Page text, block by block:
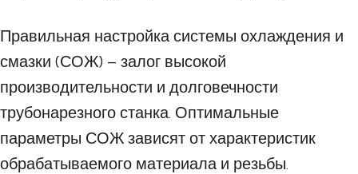
Правильная настройка системы охлаждения и
смазки (СОЖ) – залог высокой
производительности и долговечности
трубонарезного станка. Оптимальные
параметры СОЖ зависят от характеристик
обрабатываемого материала и резьбы.